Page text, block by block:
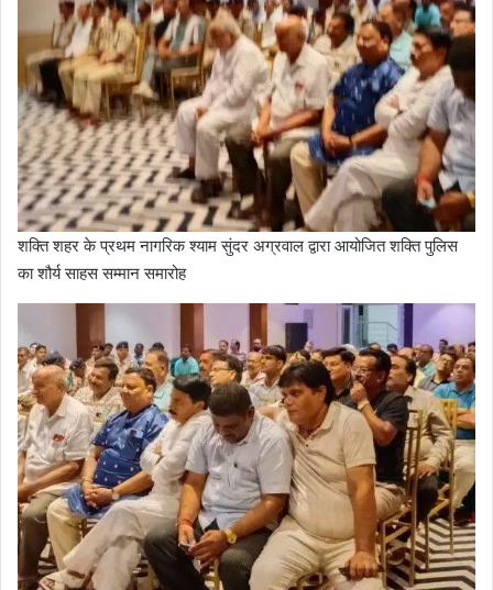
शक्ति शहर के प्रथम नागरिक श्याम सुंदर अग्रवाल द्वारा आयोजित शक्ति पुलिस
का शौर्य साहस सम्मान समारोह